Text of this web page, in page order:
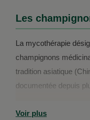
Les
La mycothérapie
champignons
tradition asiatique
documentée depuis
Voir plus